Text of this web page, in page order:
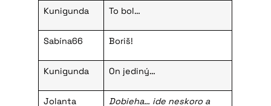
Kunigunda To bol…
Sabína66 Boriš!
Kunigunda On jediný…
Jolanta
Dobieha… ide neskoro a